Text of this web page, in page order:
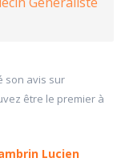
son avis sur
être le premier à
Lucien